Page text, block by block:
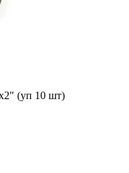
(уп 10 шт)